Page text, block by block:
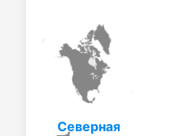
Северная